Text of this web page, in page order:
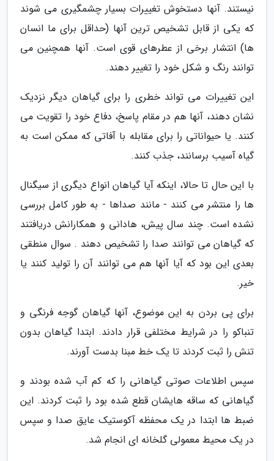
نیستند. آنها دستخوش تغییرات بسیار چشمگیری می شوند
که یکی از قابل تشخیص ترین آنها (حداقل برای ما انسان
ها) انتشار برخی از عطرهای قوی است. آنها همچنین می
توانند رنگ و شکل خود را تغییر دهند.
این تغییرات می تواند خطری را برای گیاهان دیگر نزدیک
نشان دهند، آنها هم در مقام پاسخ، دفاع خود را تقویت می
کنند. یا حیواناتی را برای مقابله با آفاتی که ممکن است به
گیاه آسیب برسانند، جذب کنند.
با این حال تا حالا، اینکه آیا گیاهان انواع دیگری از سیگنال
ها را منتشر می کنند - مانند صداها - به طور کامل بررسی
نشده است. چند سال پیش، هادانی و همکارانش دریافتند
که گیاهان می توانند صدا را تشخیص دهند . سوال منطقی
بعدی این بود که آیا آنها هم می توانند آن را تولید کنند یا
خیر.
برای پی بردن به این موضوع، آنها گیاهان گوجه فرنگی و
تنباکو را در شرایط مختلفی قرار دادند. ابتدا گیاهان بدون
تنش را ثبت کردند تا یک خط مبنا بدست آورند.
سپس اطلاعات صوتی گیاهانی را که کم آب شده بودند و
گیاهانی که ساقه هایشان قطع شده بود را ثبت کردند. این
ضبط ها ابتدا در یک محفظه آکوستیک عایق صدا و سپس
در یک محیط معمولی گلخانه ای انجام شد.